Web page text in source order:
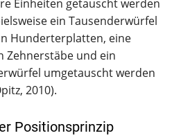
Einheiten getauscht werden
ein Tausenderwürfel
Hunderterplatten, eine
Zehnerstäbe und ein
umgetauscht werden
2010).
Positionsprinzip